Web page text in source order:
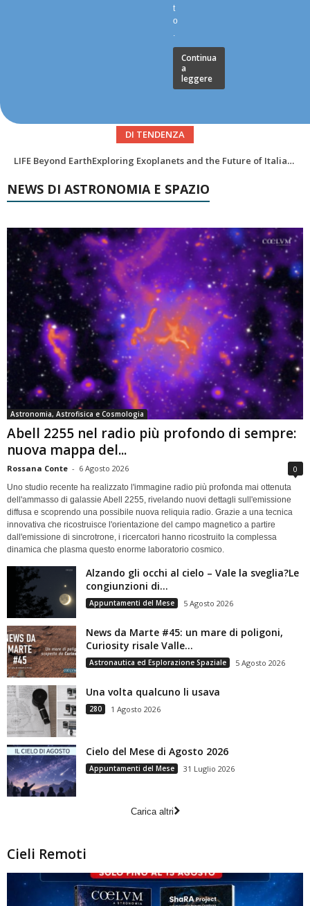
t
o
.
Continua
a
leggere
DI TENDENZA
In ricordo di Riccardo Pozzobon geologo dei mondi nascosti
NEWS DI ASTRONOMIA E SPAZIO
Astronomia, Astrofisica e Cosmologia
Abell 2255 nel radio più profondo di sempre:
nuova mappa del...
Rossana Conte - 6 Agosto 2026 0
Uno studio recente ha realizzato l'immagine radio più profonda mai ottenuta
dell'ammasso di galassie Abell 2255, rivelando nuovi dettagli sull'emissione
diffusa e scoprendo una possibile nuova reliquia radio. Grazie a una tecnica
innovativa che ricostruisce l'orientazione del campo magnetico a partire
dall'emissione di sincrotrone, i ricercatori hanno ricostruito la complessa
dinamica che plasma questo enorme laboratorio cosmico.
Alzando gli occhi al cielo – Vale la sveglia?Le
congiunzioni di...
Appuntamenti del Mese 5 Agosto 2026
News da Marte #45: un mare di poligoni,
Curiosity risale Valle...
Astronautica ed Esplorazione Spaziale 5 Agosto 2026
Una volta qualcuno li usava
280 1 Agosto 2026
Cielo del Mese di Agosto 2026
Appuntamenti del Mese 31 Luglio 2026
Carica altri
Cieli Remoti